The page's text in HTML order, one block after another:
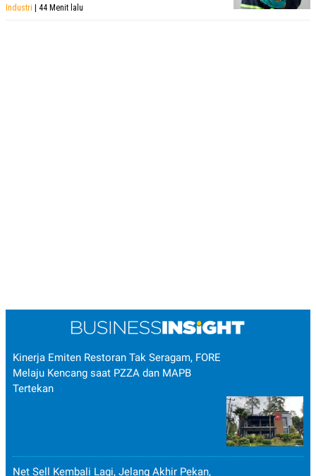
Industri | 44 Menit lalu
Kinerja Emiten Restoran Tak Seragam, FORE
Melaju Kencang saat PZZA dan MAPB
Tertekan
Net Sell Kembali Lagi, Jelang Akhir Pekan,